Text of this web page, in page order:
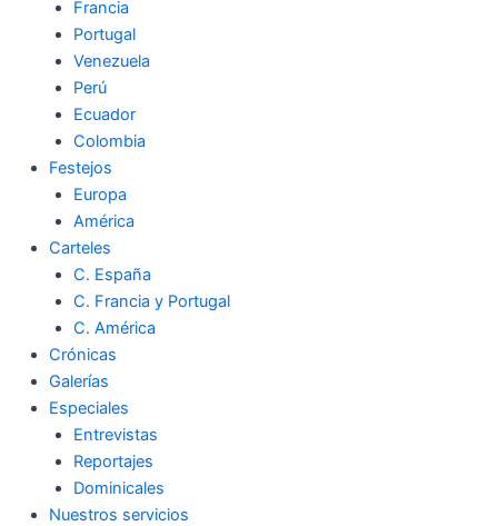
Francia
Portugal
Venezuela
Perú
Ecuador
Colombia
Festejos
Europa
América
Carteles
C. España
C. Francia y Portugal
C. América
Crónicas
Galerías
Especiales
Entrevistas
Reportajes
Dominicales
Nuestros servicios